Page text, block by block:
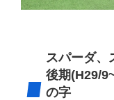
スパーダ、
後期(H29/
の字